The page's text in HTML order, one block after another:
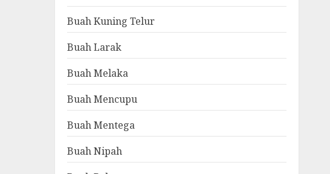
Buah Kuning Telur
Buah Larak
Buah Melaka
Buah Mencupu
Buah Mentega
Buah Nipah